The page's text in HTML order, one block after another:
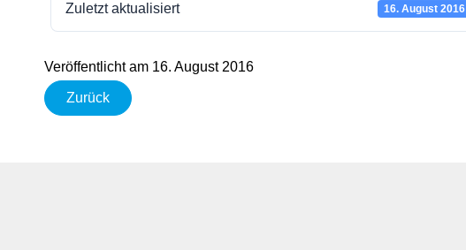
Zuletzt aktualisiert 16. August 2016
Veröffentlicht am 16. August 2016
Zurück